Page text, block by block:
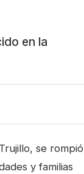
en la
se rompió
y familias